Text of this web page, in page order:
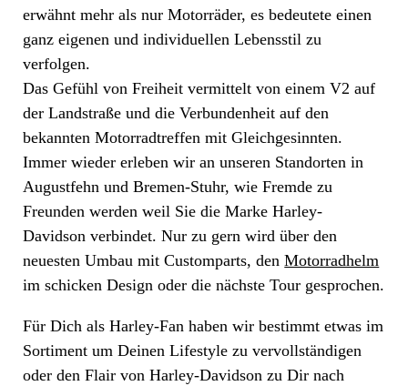
erwähnt mehr als nur Motorräder, es bedeutete einen
ganz eigenen und individuellen Lebensstil zu
verfolgen.
Das Gefühl von Freiheit vermittelt von einem V2 auf
der Landstraße und die Verbundenheit auf den
bekannten Motorradtreffen mit Gleichgesinnten.
Immer wieder erleben wir an unseren Standorten in
Augustfehn und Bremen-Stuhr, wie Fremde zu
Freunden werden weil Sie die Marke Harley-
Davidson verbindet. Nur zu gern wird über den
neuesten Umbau mit Customparts, denMotorradhelm
im schicken Design oder die nächste Tour gesprochen.
Für Dich als Harley-Fan haben wir bestimmt etwas im
Sortiment um Deinen Lifestyle zu vervollständigen
oder den Flair von Harley-Davidson zu Dir nach